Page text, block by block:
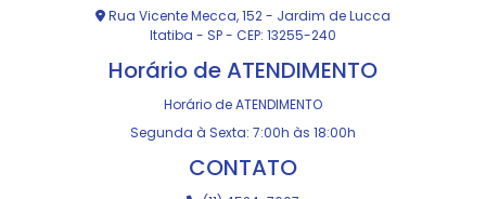
Rua Vicente Mecca, 152 - Jardim de Lucca
Itatiba - SP - CEP: 13255-240
Horário de ATENDIMENTO
Horário de ATENDIMENTO
Segunda à Sexta: 7:00h às 18:00h
CONTATO